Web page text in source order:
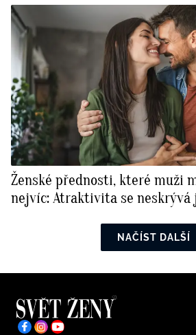
Ženské přednosti, které muži
nejvíc: Atraktivita se neskrývá
NAČÍST DALŠÍ